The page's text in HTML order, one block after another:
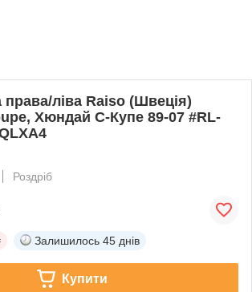
права/ліва Raiso (Швеція)
Хюндай С-Купе 89-07 #RL-
Роздріб
Залишилось 45 днів
Купити